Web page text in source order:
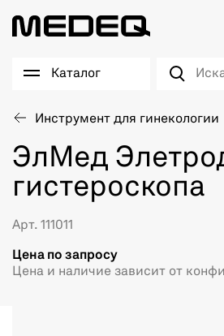
Каталог
Инструмент для гинекологии
ЭлМед
гистероскопа
Арт. 111011
Цена по запросу
Цена и наличие зависит от